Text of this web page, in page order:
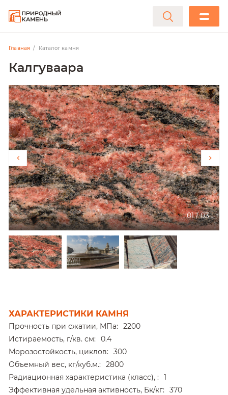
Главная Каталог камня
Калгуваара
01/03
ХАРАКТЕРИСТИКИ КАМНЯ
Прочность при сжатии, МПа:
2200
Истираемость, г/кв. см:
0.4
Морозостойкость, циклов:
300
Объемный вес, кг/куб.м.:
2800
Радиационная характеристика (класс), :
1
Эффективная удельная активность, Бк/кг:
370